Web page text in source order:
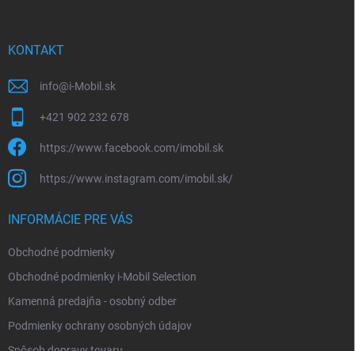
KONTAKT
info@i-Mobil.sk
+421 902 232 678
https://www.facebook.com/imobil.sk
https://www.instagram.com/imobil.sk/
INFORMÁCIE PRE VÁS
Obchodné podmienky
Obchodné podmienky i-Mobil Selection
Kamenná predajňa - osobný odber
Podmienky ochrany osobných údajov